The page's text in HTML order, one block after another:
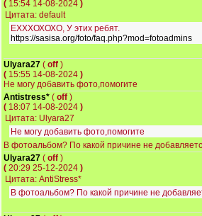
( 15:54 14-08-2024 )
Цитата: default
ЕХХХОХОХО, У этих ребят.
https://sasisa.org/foto/faq.php?mod=fotoadmins
Ulyara27 ( off )
( 15:55 14-08-2024 )
Не могу добавить фото,помогите
Antistress* ( off )
( 18:07 14-08-2024 )
Цитата: Ulyara27
Не могу добавить фото,помогите
В фотоальбом? По какой причине не
Ulyara27 ( off )
( 20:29 25-12-2024 )
Цитата: AntiStress*
В фотоальбом? По какой причине не